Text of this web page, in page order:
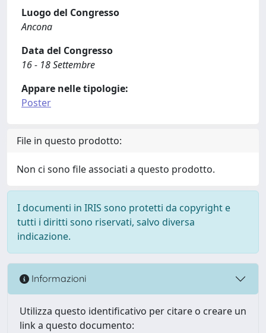
Luogo del Congresso
Ancona
Data del Congresso
16 - 18 Settembre
Appare nelle tipologie:
Poster
File in questo prodotto:
Non ci sono file associati a questo prodotto.
I documenti in IRIS sono protetti da copyright e
tutti i diritti sono riservati, salvo diversa
indicazione.
Informazioni
Utilizza questo identificativo per citare o creare un
link a questo documento: